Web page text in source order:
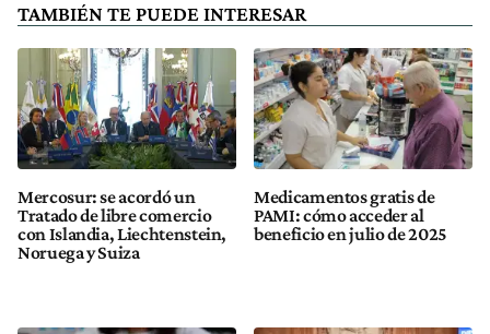
TAMBIÉN TE PUEDE INTERESAR
Mercosur: se acordó un
Tratado de libre comercio
con Islandia, Liechtenstein,
Noruega y Suiza
Medicamentos gratis de
PAMI: cómo acceder al
beneficio en julio de 2025